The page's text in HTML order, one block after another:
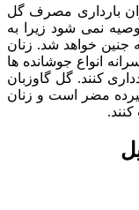
بارداری مصرف گل
نمی شود زیرا به
جنین خواهد شد. زنان
انواع جوشانده ها
کنند. گل گاوزبان
مضر است و زنان